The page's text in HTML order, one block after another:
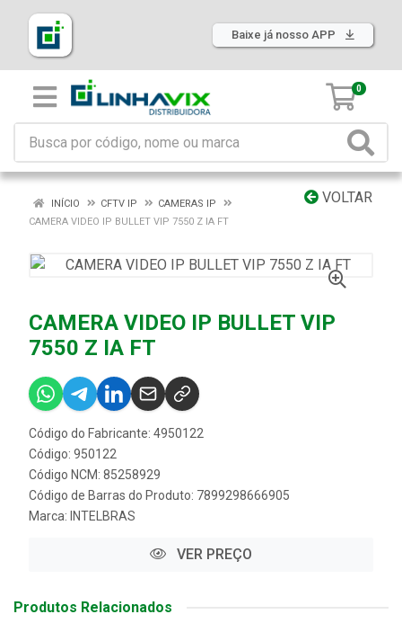
Baixe já nosso APP
0
VOLTAR
INÍCIO CFTV IP
CAMERAS IP
CAMERA VIDEO IP BULLET VIP 7550 Z IA FT
CAMERA VIDEO IP BULLET VIP
7550 Z IA FT
Código do Fabricante: 4950122
Código: 950122
Código NCM: 85258929
Código de Barras do Produto: 7899298666905
Marca: INTELBRAS
VER PREÇO
Produtos Relacionados